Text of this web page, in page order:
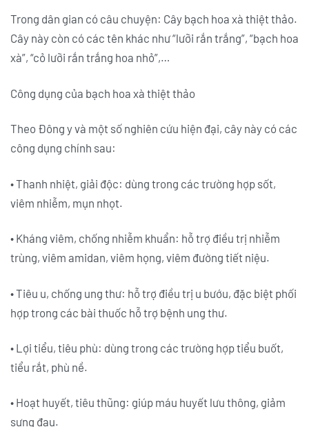
Trong dân gian có câu chuyện: Cây bạch hoa xà thiệt thảo.
Cây này còn có các tên khác như “lưỡi rắn trắng”, “bạch hoa
xà”, “cỏ lưỡi rắn trắng hoa nhỏ”,…
Công dụng của bạch hoa xà thiệt thảo
Theo Đông y và một số nghiên cứu hiện đại, cây này có các
công dụng chính sau:
•Thanh nhiệt, giải độc: dùng trong các trường hợp sốt,
viêm nhiễm, mụn nhọt.
• Kháng viêm, chống nhiễm khuẩn: hỗ trợ điều trị nhiễm
trùng, viêm amidan, viêm họng, viêm đường tiết niệu.
• Tiêu u, chống ung thư: hỗ trợ điều trị u bướu, đặc biệt phối
hợp trong các bài thuốc hỗ trợ bệnh ung thư.
• Lợi tiểu, tiêu phù: dùng trong các trường hợp tiểu buốt,
tiểu rắt, phù nề.
• Hoạt huyết, tiêu thũng: giúp máu huyết lưu thông, giảm
sưng đau.